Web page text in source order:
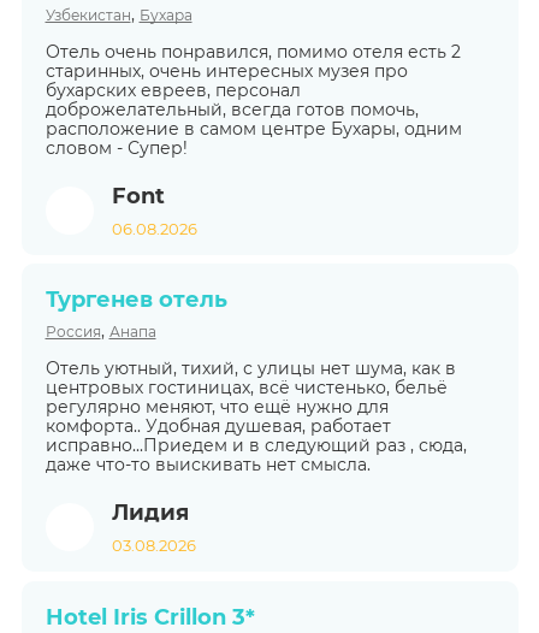
Узбекистан, Бухара
Отель очень понравился, помимо отеля есть 2
старинных, очень интересных музея про
бухарских евреев, персонал
доброжелательный, всегда готов помочь,
расположение в самом центре Бухары, одним
словом - Супер!
Font
06.08.2026
Тургенев отель
Россия, Анапа
Отель уютный, тихий, с улицы нет шума, как в
центровых гостиницах, всё чистенько, бельё
регулярно меняют, что ещё нужно для
комфорта.. Удобная душевая, работает
исправно...Приедем и в следующий раз , сюда,
даже что-то выискивать нет смысла.
Лидия
03.08.2026
Hotel Iris Crillon 3*